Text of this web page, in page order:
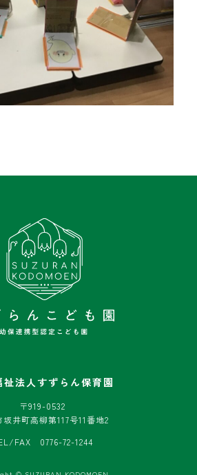
祉法人すずらん保育園
〒919-0532
坂井町高柳第117号11番地2
FAX 0776-72-1244